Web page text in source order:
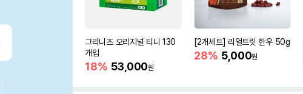
그리니즈 오리지널 티니 130
개입
18% 53,000원
[2개세트] 리얼트릿 한우 50g
28% 5,000원